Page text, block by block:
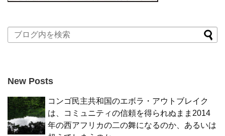
New Posts
コンゴ民主共和国のエボラ・アウトブレイク
は、コミュニティの信頼を得られぬまま2014
年の西アフリカの二の舞になるのか、あるいは